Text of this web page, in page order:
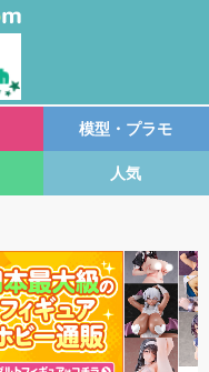
模型・プラモ
人気